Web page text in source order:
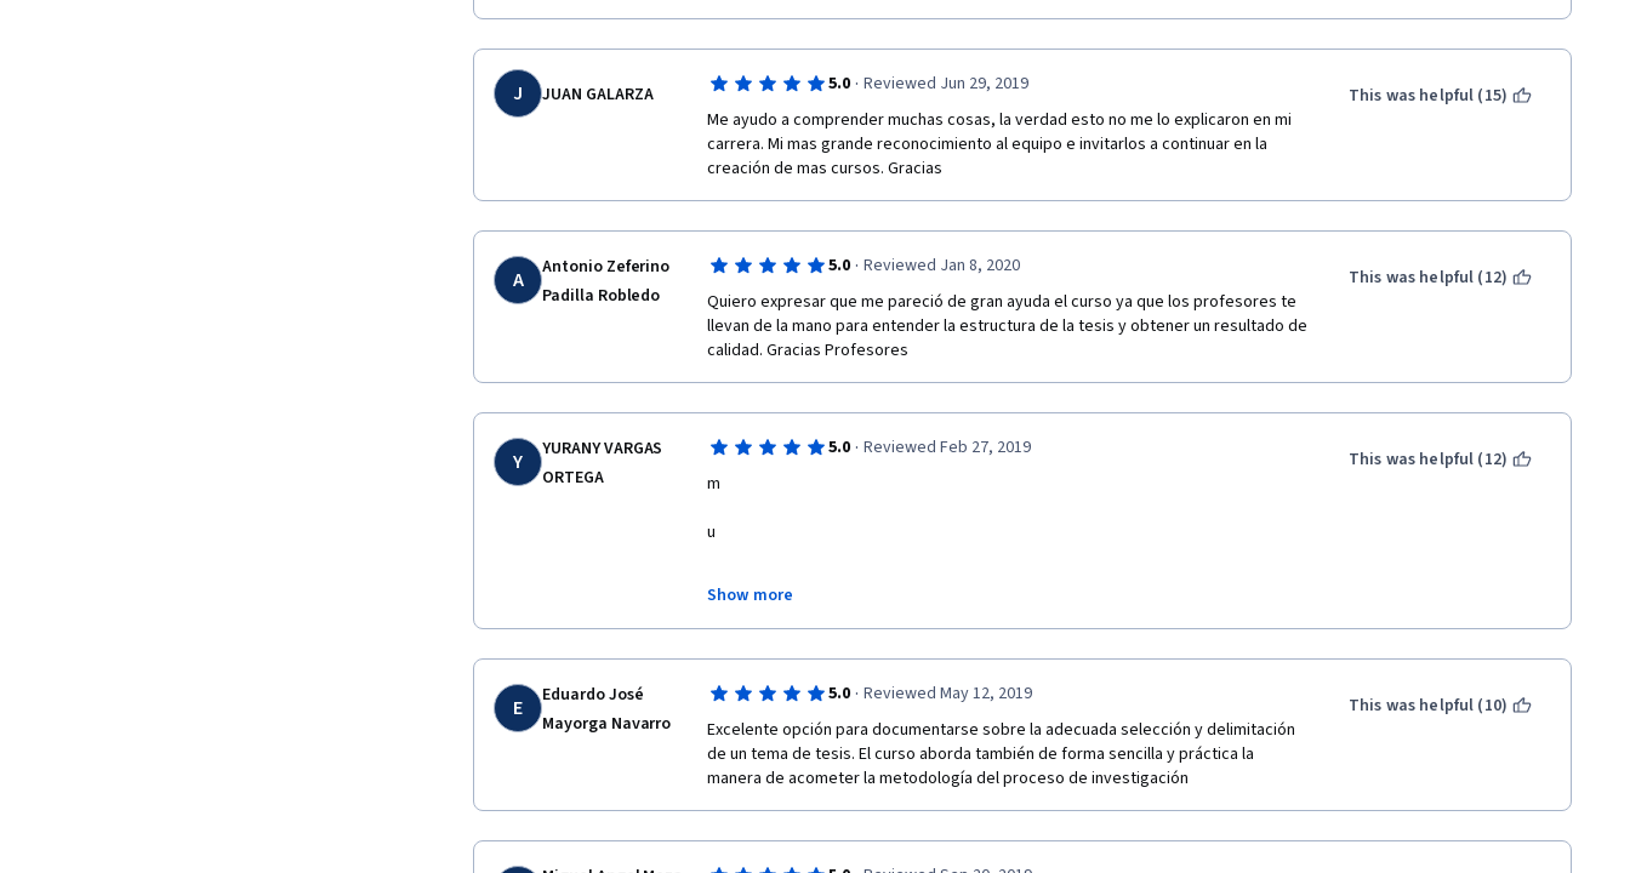
J JUAN GALARZA 5.0 · Reviewed Jun 29, 2019
Me ayudo a comprender muchas cosas, la verdad esto no me lo explicaron en mi
carrera. Mi mas grande reconocimiento al equipo e invitarlos a continuar en la
creación de mas cursos. Gracias
This was helpful (15)
A
Antonio Zeferino
Padilla Robledo
5.0 · Reviewed Jan 8, 2020
Quiero expresar que me pareció de gran ayuda el curso ya que los profesores te
llevan de la mano para entender la estructura de la tesis y obtener un resultado de
calidad. Gracias Profesores
This was helpful (12)
Y
YURANY VARGAS
ORTEGA
5.0 · Reviewed Feb 27, 2019
m
u
h
s
f
Show more
This was helpful (12)
E
Eduardo José
Mayorga Navarro
5.0 · Reviewed May 12, 2019
Excelente opción para documentarse sobre la adecuada selección y delimitación
de un tema de tesis. El curso aborda también de forma sencilla y práctica la
manera de acometer la metodología del proceso de investigación
This was helpful (10)